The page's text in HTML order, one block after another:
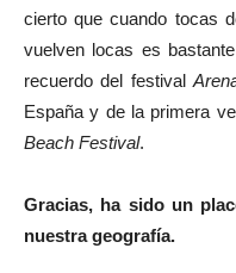
cierto que cuando tocas
vuelven locas es
recuerdo del festival
España y de la primera
Beach Festival.
Gracias, ha sido un
nuestra geografía.